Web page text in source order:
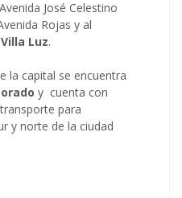
José Celestino
Rojas y al
Luz.
la capital se encuentra
y cuenta con
para
y norte de la ciudad